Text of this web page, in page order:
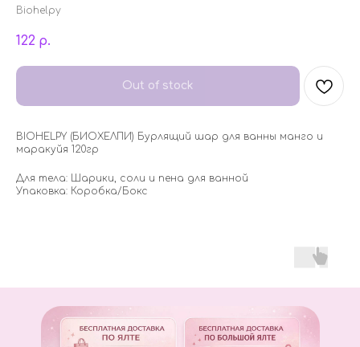
Biohelpy
122 р.
Out of stock
BIOHELPY (БИОХЕЛПИ) Бурлящий шар для ванны манго и
маракуйя 120гр
Для тела: Шарики, соли и пена для ванной
Упаковка: Коробка/Бокс